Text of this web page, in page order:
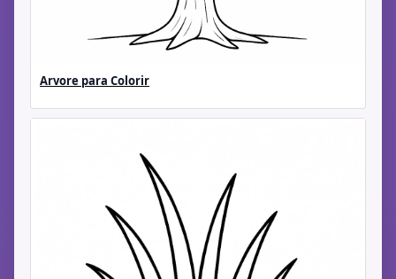
Arvore para Colorir